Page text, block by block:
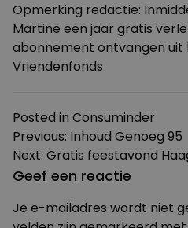
Opmerking redactie:
Martine een jaar gratis
abonnement ontvangen uit
Vriendenfonds
Posted in Consuminder
Bericht
navigatie
Previous: Inhoud Genoeg 95
Next: Gratis feestavond
Geef een reactie
Je e-mailadres wordt niet